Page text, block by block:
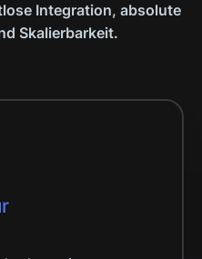
Integration, absolute
Skalierbarkeit.